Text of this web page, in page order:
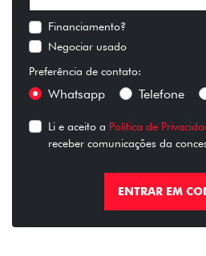
Financiamento?
Negociar usado
Preferência de contato:
Whatsapp Telefone
Li e aceito a Política de
receber comunicações da
ENTRAR EM